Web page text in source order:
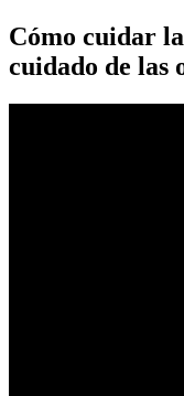
Cómo cuidar
cuidado de las